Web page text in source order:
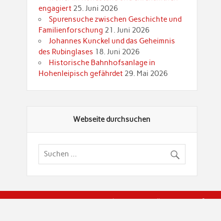
engagiert 25. Juni 2026
Spurensuche zwischen Geschichte und
Familienforschung 21. Juni 2026
Johannes Kunckel und das Geheimnis
des Rubinglases 18. Juni 2026
Historische Bahnhofsanlage in
Hohenleipisch gefährdet 29. Mai 2026
Webseite durchsuchen
© Brandenburgische Genealogische Gesellschaft (BGG)